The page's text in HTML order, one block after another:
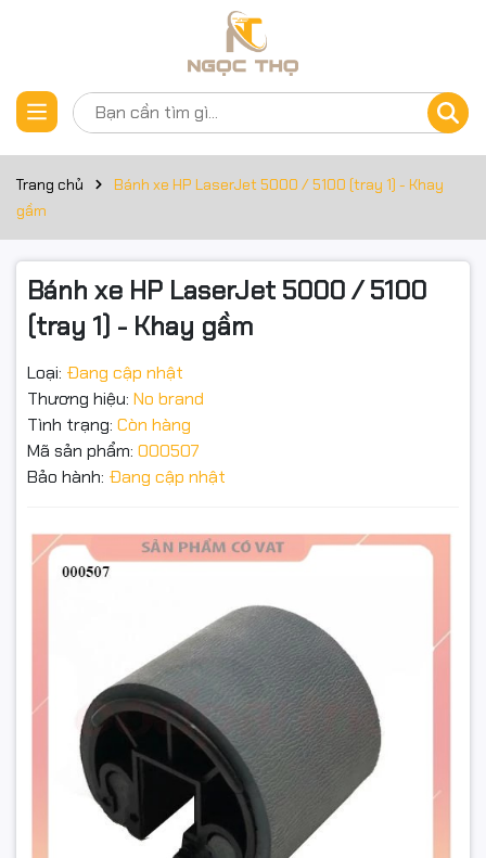
Trang chủ
Bánh xe HP LaserJet 5000 / 5100 (tray 1) - Khay
gầm
Bánh xe HP LaserJet 5000 / 5100
(tray 1) - Khay gầm
Loại: Đang cập nhật
Thương hiệu: No brand
Tình trạng: Còn hàng
Mã sản phẩm: 000507
Bảo hành: Đang cập nhật
Thông số kỹ thuật
HP Laserjet 5000 5100 TN/TN
RB2-1821 Khay 2 Giấy Pickup Roller Cho HP LaserJet 5000
5100 5000dn 5000gn 5000n 5100dtn 5100Le 5100tn
Đặt trước sản phẩm
Bánh xe HP LaserJet 5000 / 5100 (tray 1) - Khay gầm
Đặt trước sản phẩm để nhận thêm nhiều ưu đãi bạn
GỬI THÔNG TIN